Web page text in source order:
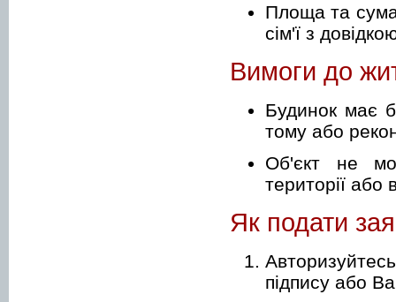
Площа та сума
сім'ї з
Вимоги до
Будинок має
тому або
Об'єкт не
території або
Як подати
підпису або